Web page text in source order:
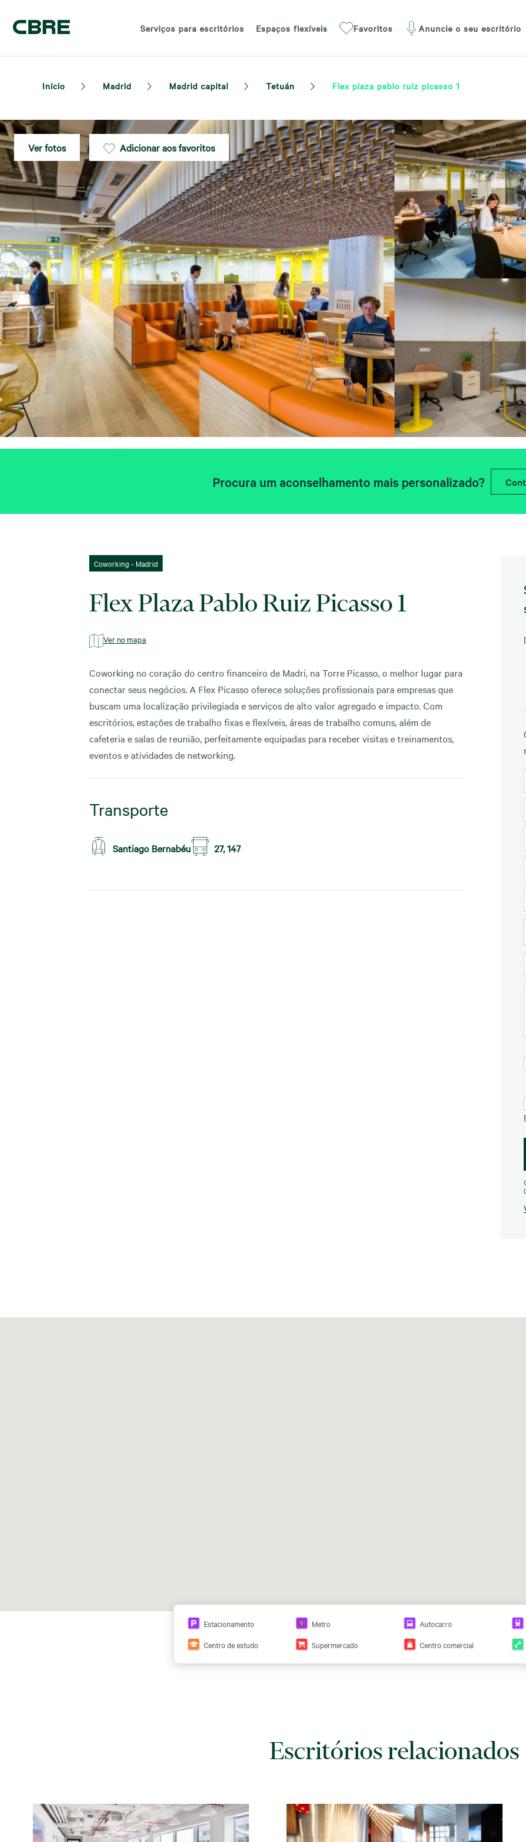
Serviços para escritórios Espaços flexíveis Favoritos Anuncie o seu escritório
Início Madrid Madrid capital Tetuán Flex plaza pablo ruiz picasso 1
Ver fotos Adicionar aos favoritos
Procura um aconselhamento mais personalizado?
Coworking - Madrid
Flex Plaza Pablo Ruiz Picasso 1
Ver no mapa
Coworking no coração do centro financeiro de Madri, na Torre Picasso, o melhor lugar para
conectar seus negócios. A Flex Picasso oferece soluções profissionais para empresas que
buscam uma localização privilegiada e serviços de alto valor agregado e impacto. Com
escritórios, estações de trabalho fixas e flexíveis, áreas de trabalho comuns, além de
cafeteria e salas de reunião, perfeitamente equipadas para receber visitas e treinamentos,
eventos e atividades de networking.
Transporte
Santiago Bernabéu 27, 147
Estacionamento Metro Autocarro
Centro de estudo
Supermercado Centro comercial
Escritórios relacionados